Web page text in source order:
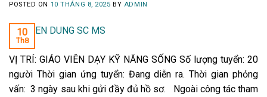
POSTED ON 10 THÁNG 8, 2025 BY ADMIN
10
Th8
VỊ TRÍ: GIÁO VIÊN DẠY KỸ NĂNG SỐNG Số lượng tuyển: 20
người Thời gian ứng tuyển: Đang diễn ra. Thời gian phỏng
vấn: 3 ngày sau khi gửi đầy đủ hồ sơ. Ngoài công tác tham